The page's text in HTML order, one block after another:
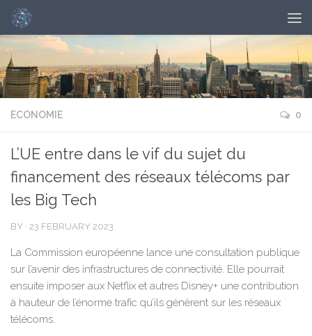
ECONOMIE 0
L’UE entre dans le vif du sujet du
financement des réseaux télécoms par
les Big Tech
BY · 23 FEBRUARY 2023
La Commission européenne lance une consultation publique
sur l’avenir des infrastructures de connectivité. Elle pourrait
ensuite imposer aux Netflix et autres Disney+ une contribution
à hauteur de l’énorme trafic qu’ils génèrent sur les réseaux
télécoms.